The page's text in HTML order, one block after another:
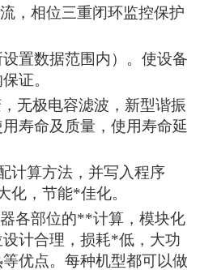
，相位三重闭环监控保护
置数据范围内）。使设备
证。
无极电容滤波，新型谐振
寿命及质量，使用寿命延
计算方法 ，并写入程序
化，节能*佳化。
各部位的**计算，模块化
计合理，损耗*低，大功
优点。每种机型都可以做